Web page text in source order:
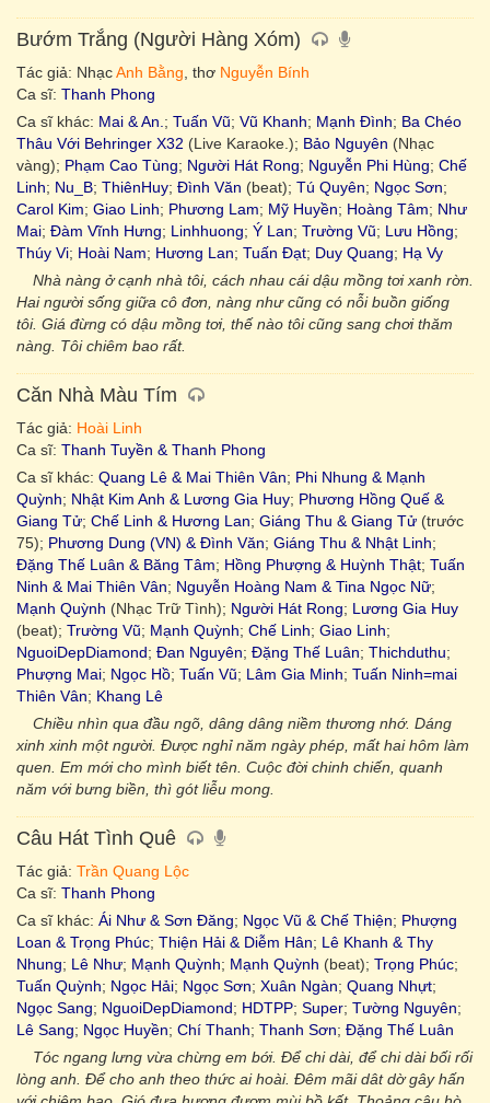
Bướm Trắng (Người Hàng Xóm)
Tác giả: NhạcAnh Bằng , thơ Nguyễn Bính
Ca sĩ: Thanh Phong
Ca sĩ khác: Mai & An. ; Tuấn Vũ; Vũ Khanh; Mạnh Đình; Ba Chéo
Thâu Với Behringer X32 (Live Karaoke.); Bảo Nguyên (Nhạc
vàng); Phạm Cao Tùng; Người Hát Rong; Nguyễn Phi Hùng; Chế
Linh; Nu_B; ThiênHuy; Đình Văn (beat); Tú Quyên; Ngọc Sơn;
Carol Kim; Giao Linh; Phương Lam; Mỹ Huyền; Hoàng Tâm; Như
Mai; Đàm Vĩnh Hưng; Linhhuong; Ý Lan; Trường Vũ; Lưu Hồng;
Thúy Vi; Hoài Nam; Hương Lan; Tuấn Đạt; Duy Quang; Hạ Vy
Nhà nàng ở cạnh nhà tôi, cách nhau cái dậu mồng tơi xanh rờn.
Hai người sống giữa cô đơn, nàng như cũng có nỗi buồn giống
tôi. Giá đừng có dậu mồng tơi, thế nào tôi cũng sang chơi thăm
nàng. Tôi chiêm bao rất.
Căn Nhà Màu Tím
Tác giả: Hoài Linh
Ca sĩ: Thanh Tuyền & Thanh Phong
Ca sĩ khác: Quang Lê & Mai Thiên Vân; Phi Nhung & Mạnh
Quỳnh; Nhật Kim Anh & Lương Gia Huy; Phương Hồng Quế &
Giang Tử; Chế Linh & Hương Lan; Giáng Thu & Giang Tử (trước
75); Phương Dung (VN) & Đình Văn; Giáng Thu & Nhật Linh;
Đặng Thế Luân & Băng Tâm; Hồng Phượng & Huỳnh Thật; Tuấn
Ninh & Mai Thiên Vân; Nguyễn Hoàng Nam & Tina Ngọc Nữ;
Mạnh Quỳnh (Nhạc Trữ Tình); Người Hát Rong; Lương Gia Huy
(beat); Trường Vũ; Mạnh Quỳnh; Chế Linh; Giao Linh;
NguoiDepDiamond; Đan Nguyên; Đặng Thế Luân; Thichduthu;
Phượng Mai; Ngọc Hồ; Tuấn Vũ; Lâm Gia Minh; Tuấn Ninh=mai
Thiên Vân; Khang Lê
Chiều nhìn qua đầu ngõ, dâng dâng niềm thương nhớ. Dáng
xinh xinh một người. Ðược nghỉ năm ngày phép, mất hai hôm làm
quen. Em mới cho mình biết tên. Cuộc đời chinh chiến, quanh
năm với bưng biền, thì gót liễu mong.
Câu Hát Tình Quê
Tác giả: Trần Quang Lộc
Ca sĩ: Thanh Phong
Ca sĩ khác: Ái Như & Sơn Đăng; Ngọc Vũ & Chế Thiện; Phượng
Loan & Trọng Phúc; Thiện Hải & Diễm Hân; Lê Khanh & Thy
Nhung; Lê Như; Mạnh Quỳnh; Mạnh Quỳnh (beat); Trọng Phúc;
Tuấn Quỳnh; Ngọc Hải; Ngọc Sơn; Xuân Ngàn; Quang Nhựt;
Ngọc Sang; NguoiDepDiamond; HDTPP; Super; Tường Nguyên;
Lê Sang; Ngọc Huyền; Chí Thanh; Thanh Sơn; Đặng Thế Luân
Tóc ngang lưng vừa chừng em bới. Để chi dài, để chi dài bối rối
lòng anh. Để cho anh theo thức ai hoài. Đêm mãi dât dờ gây hấn